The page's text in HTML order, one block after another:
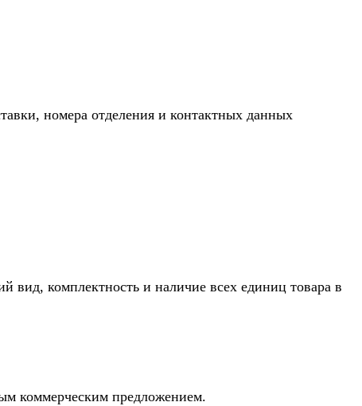
номера отделения и контактных данных
вид, комплектность и наличие всех единиц товара в
коммерческим предложением.